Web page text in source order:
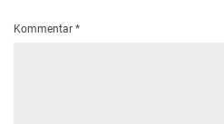
Kommentar *